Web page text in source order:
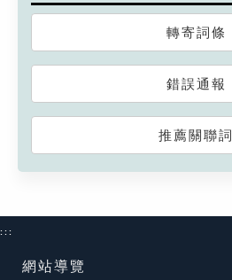
轉寄詞條
錯誤通報
推薦關聯詞
:::
網站導覽